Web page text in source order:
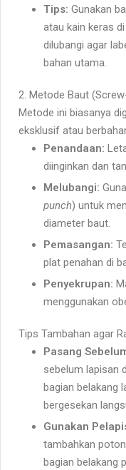
Tips: Gunakan
atau kain keras
dilubangi agar
bahan utama.
2. Metode Baut
Metode ini biasanya
eksklusif atau
Penandaan:
diinginkan dan
Melubangi:
punch) untuk
diameter baut.
Pemasangan:
plat penahan di
Penyekrupan:
menggunakan
Tips Tambahan agar
Pasang
sebelum lapisan
bagian belakang
bergesekan
Gunakan
tambahkan
bagian belakang